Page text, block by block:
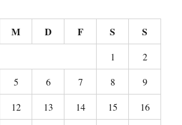
M D F S S
1
2
5 6 7 8
9
12 13 14 15
16